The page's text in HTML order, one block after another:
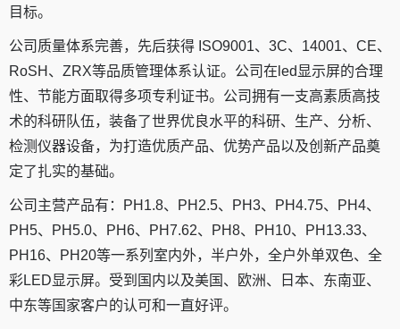
目标。
公司质量体系完善，先后获得 ISO9001、3C、14001、CE、
RoSH、ZRX等品质管理体系认证。公司在led显示屏的合理
性、节能方面取得多项专利证书。公司拥有一支高素质高技
术的科研队伍，装备了世界优良水平的科研、生产、分析、
检测仪器设备，为打造优质产品、优势产品以及创新产品奠
定了扎实的基础。
公司主营产品有：PH1.8、PH2.5、PH3、PH4.75、PH4、
PH5、PH5.0、PH6、PH7.62、PH8、PH10、PH13.33、
PH16、PH20等一系列室内外，半户外，全户外单双色、全
彩LED显示屏。受到国内以及美国、欧洲、日本、东南亚、
中东等国家客户的认可和一直好评。